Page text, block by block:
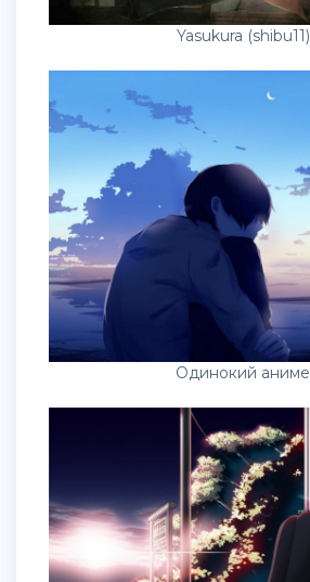
Yasukura (shibu11)
Одинокий аниме